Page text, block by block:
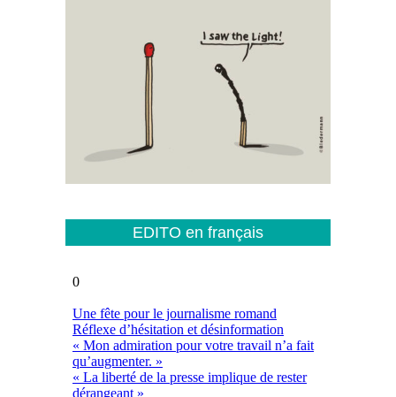
EDITO en français